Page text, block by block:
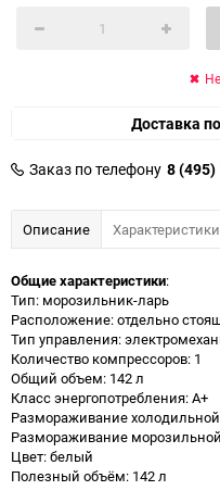
Доставка
Заказ по телефону 8
Описание Характеристики
Общие характеристики:
Тип: морозильник-ларь
Расположение: отдельно
Тип управления:
Количество компрессоров: 1
Общий объем: 142 л
Класс энергопотребления: A+
Размораживание
Размораживание
Цвет: белый
Полезный объём: 142 л